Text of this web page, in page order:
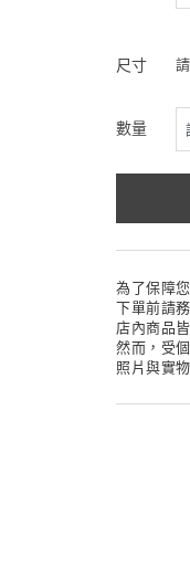
尺寸
數量
為了保障
下單前請
店內商品
然而，受
照片與實